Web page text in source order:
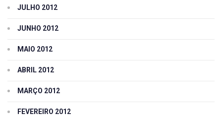
JULHO 2012
JUNHO 2012
MAIO 2012
ABRIL 2012
MARÇO 2012
FEVEREIRO 2012